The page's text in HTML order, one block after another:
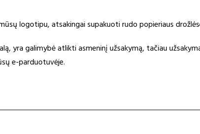
logotipu, atsakingai supakuoti rudo popieriaus
yra galimybė atlikti asmeninį užsakymą, tačiau
e-parduotuvėje.